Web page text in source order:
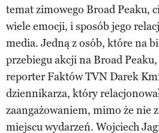
temat zimowego Broad Peaku,
wiele emocji, i sposób jego
media. Jedną z osób, które na
przebiegu akcji na Broad
reporter Faktów TVN Darek
dziennikarza, który
zaangażowaniem, mimo że nie
miejscu wydarzeń. Wojciech